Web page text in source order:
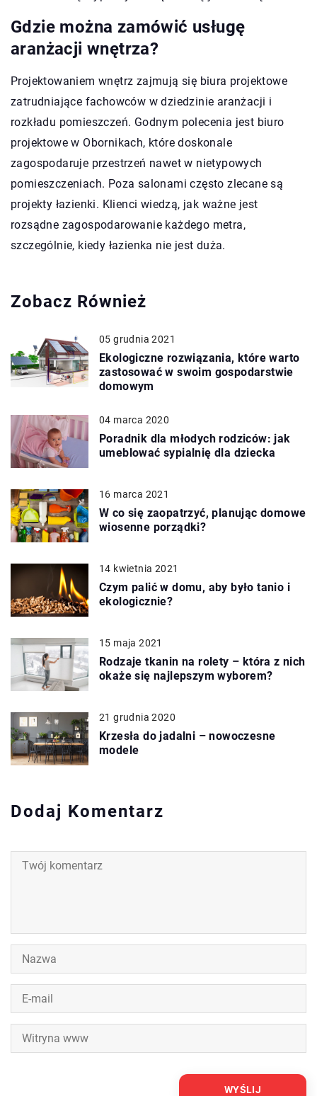
Gdzie można zamówić usługę
aranżacji wnętrza?
Projektowaniem wnętrz zajmują się biura projektowe
zatrudniające fachowców w dziedzinie aranżacji i
rozkładu pomieszczeń. Godnym polecenia jest biuro
projektowe w Obornikach, które doskonale
zagospodaruje przestrzeń nawet w nietypowych
pomieszczeniach. Poza salonami często zlecane są
projekty łazienki. Klienci wiedzą, jak ważne jest
rozsądne zagospodarowanie każdego metra,
szczególnie, kiedy łazienka nie jest duża.
Zobacz Również
05 grudnia 2021
Ekologiczne rozwiązania, które warto
zastosować w swoim gospodarstwie
domowym
04 marca 2020
Poradnik dla młodych rodziców: jak
umeblować sypialnię dla dziecka
16 marca 2021
W co się zaopatrzyć, planując domowe
wiosenne porządki?
14 kwietnia 2021
Czym palić w domu, aby było tanio i
ekologicznie?
15 maja 2021
Rodzaje tkanin na rolety – która z nich
okaże się najlepszym wyborem?
21 grudnia 2020
Krzesła do jadalni – nowoczesne
modele
Dodaj Komentarz